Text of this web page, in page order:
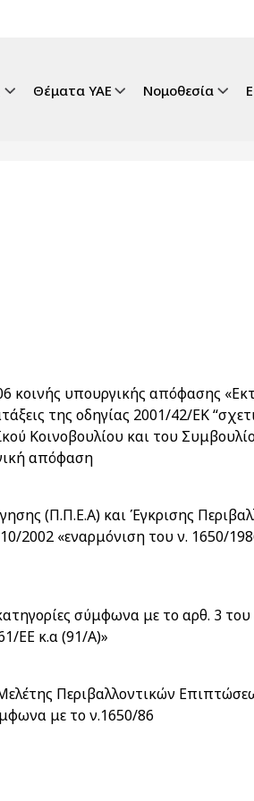
Θέματα ΥΑΕ Νομοθεσία
υπουργικής απόφασης
της οδηγίας 2001/42/ΕΚ
και του
απόφαση
(Π.Π.Ε.Α) και Έγκρισης
«εναρμόνιση του ν. 1650/
σύμφωνα με το αρθ. 3
ΕΕ κ.α (91/Α)»
Περιβαλλοντικών
με το ν.1650/86